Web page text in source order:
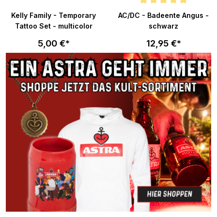
Kelly Family - Temporary
Tattoo Set - multicolor
5,00 €*
AC/DC - Badeente Angus -
schwarz
12,95 €*